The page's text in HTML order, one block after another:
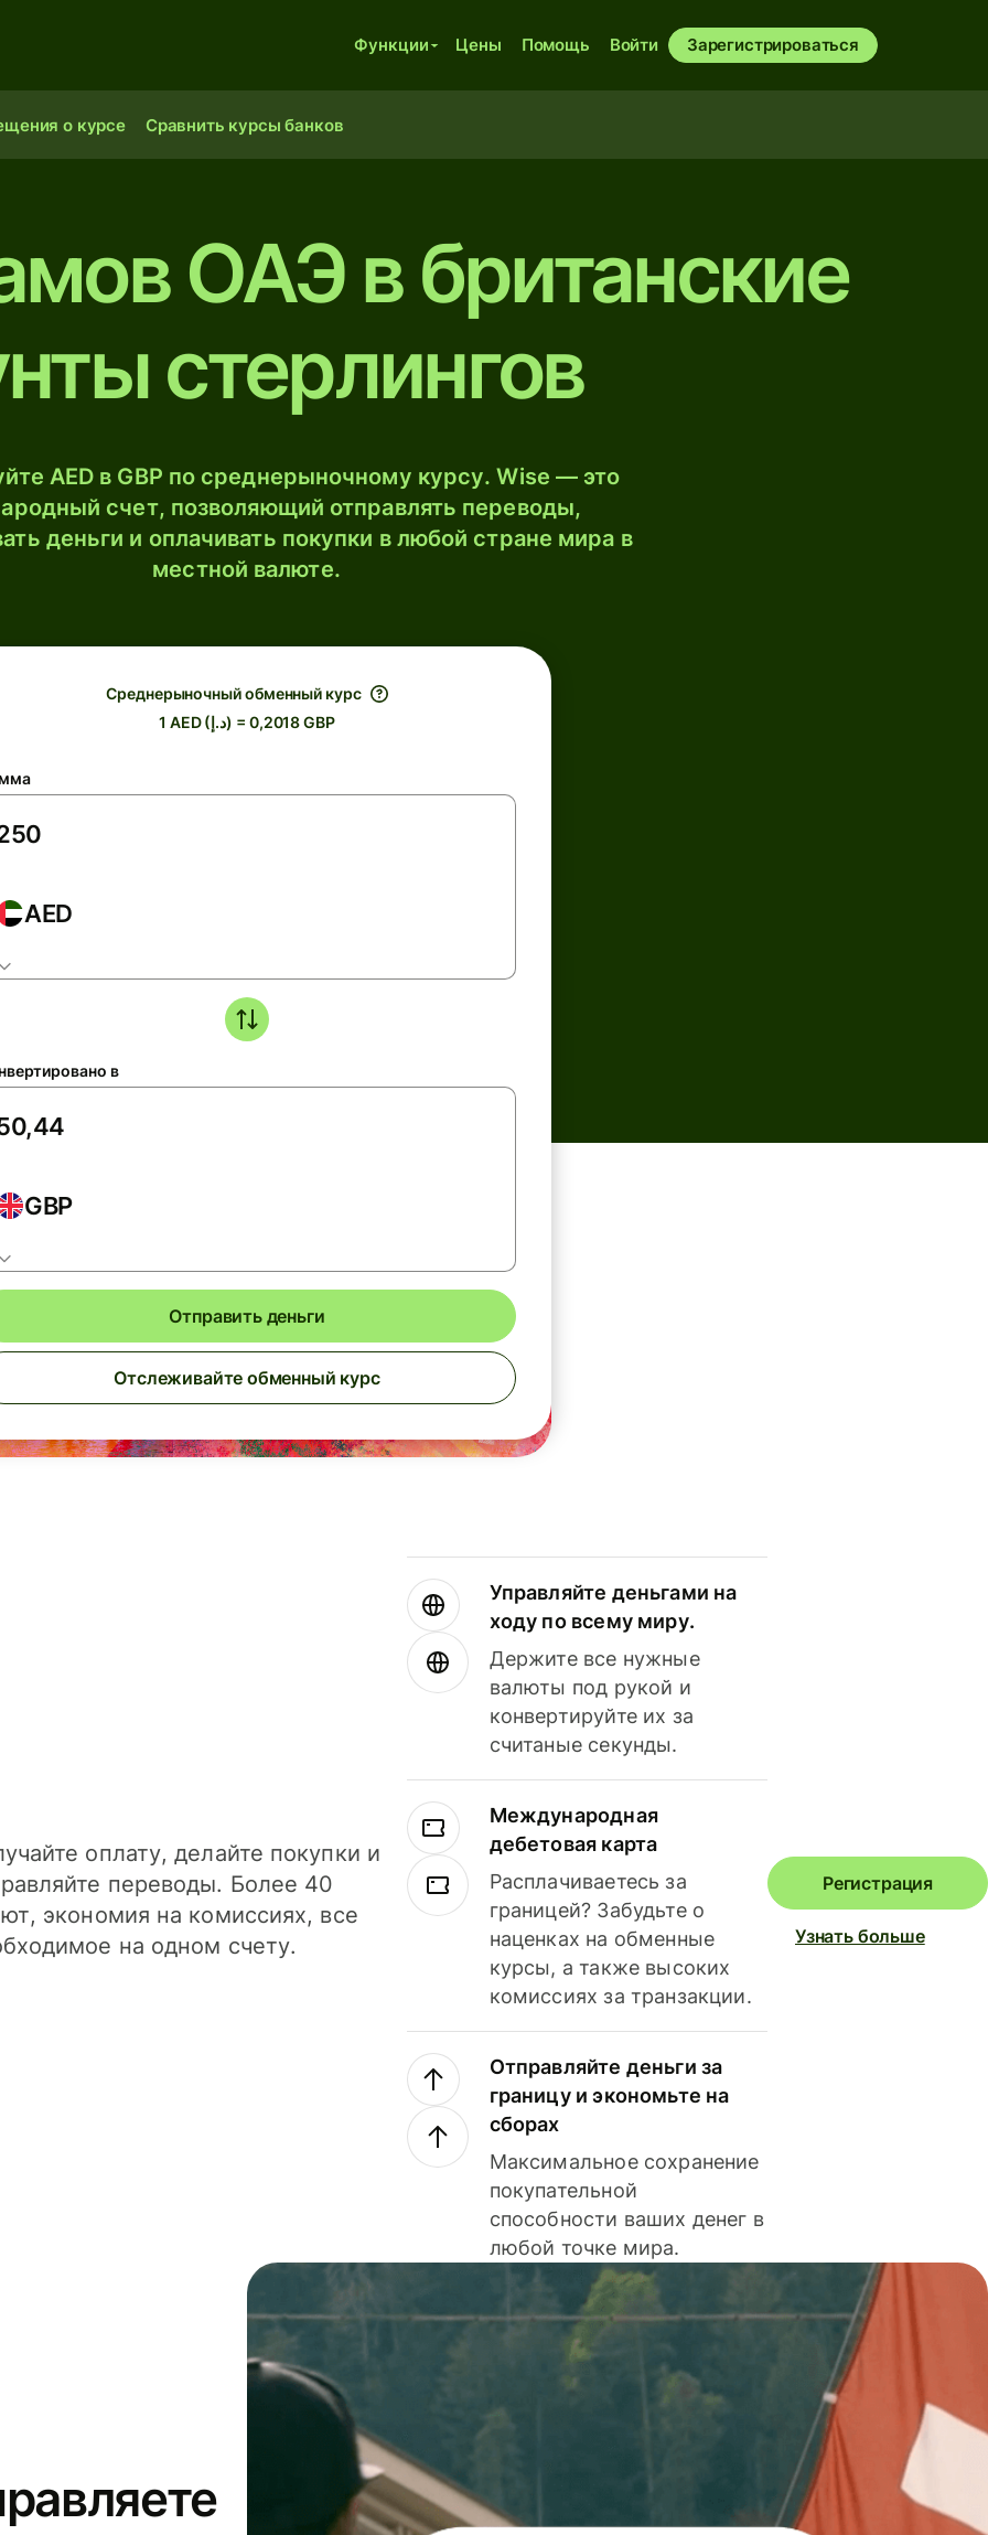
Функции Цены Помощь Войти Зарегистрироваться
о курсе Сравнить курсы банков
ОАЭ в британские
стерлингов
AED в GBP по среднерыночному курсу. Wise — это
счет, позволяющий отправлять переводы,
деньги и оплачивать покупки в любой стране мира в
местной валюте.
Среднерыночный обменный курс
1 AED (د.إ) = 0,2018 GBP
AED
в
GBP
Отправить деньги
Отслеживайте обменный курс
оплату, делайте покупки и
переводы. Более 40
экономия на комиссиях, все
на одном счету.
Управляйте деньгами на
ходу по всему миру.
Держите все нужные
валюты под рукой и
конвертируйте их за
считаные секунды.
Международная
дебетовая карта
Расплачиваетесь за
границей? Забудьте о
наценках на обменные
курсы, а также высоких
комиссиях за транзакции.
Отправляйте деньги за
границу и экономьте на
сборах
Максимальное сохранение
покупательной
способности ваших денег в
любой точке мира.
Регистрация
Узнать больше